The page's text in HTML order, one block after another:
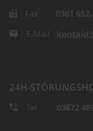
Fax
0361
E-Mail
24H-
Tel 03672